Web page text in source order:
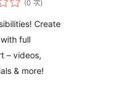
(0 次分
數
)
Create
full
– videos,
& more!